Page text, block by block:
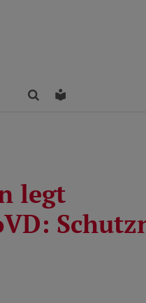
FindenLeichte Sprache
legt